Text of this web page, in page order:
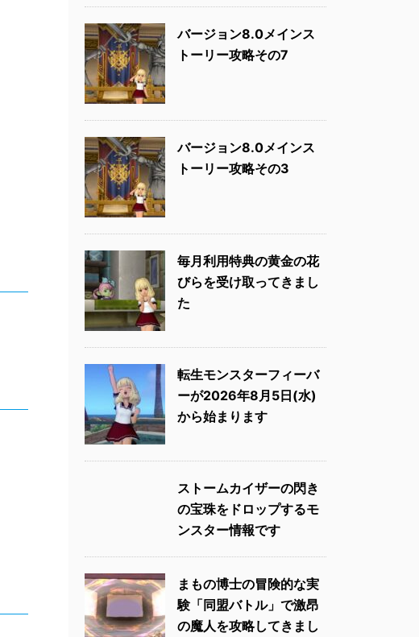
バージョン8.0メインス
トーリー攻略その7
バージョン8.0メインス
トーリー攻略その3
毎月利用特典の黄金の花
びらを受け取ってきまし
た
転生モンスターフィーバ
ーが2026年8月5日(水)
から始まります
ストームカイザーの閃き
の宝珠をドロップするモ
ンスター情報です
まもの博士の冒険的な実
験「同盟バトル」で激昂
の魔人を攻略してきまし